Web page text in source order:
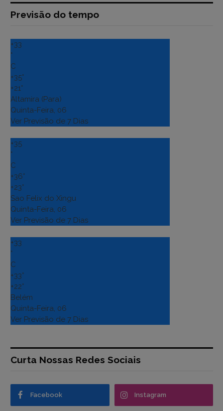
Previsão do tempo
+33
°
C
+35°
+21°
Altamira (Para)
Quinta-Feira, 06
Ver Previsão de 7 Dias
+35
°
C
+36°
+23°
Sao Felix do Xingu
Quinta-Feira, 06
Ver Previsão de 7 Dias
+33
°
C
+33°
+22°
Belém
Quinta-Feira, 06
Ver Previsão de 7 Dias
Curta Nossas Redes Sociais
Facebook Instagram